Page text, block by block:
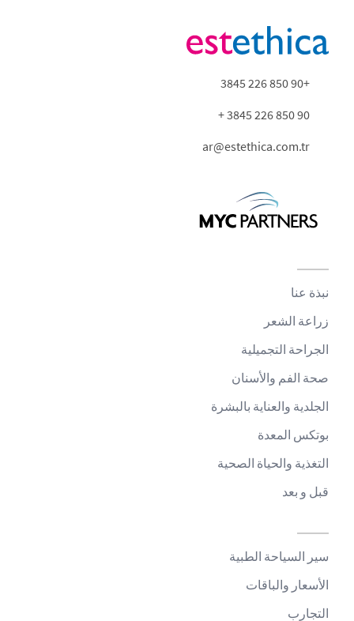
+90 850 226 3845
90 850 226 3845 +
ar@estethica.com.tr
نبذة عنا
زراعة الشعر
الجراحة التجميلية
صحة الفم والأسنان
الجلدية والعناية بالبشرة
بوتكس المعدة
التغذية والحياة الصحية
قبل و بعد
سير السياحة الطبية
الأسعار والباقات
التجارب